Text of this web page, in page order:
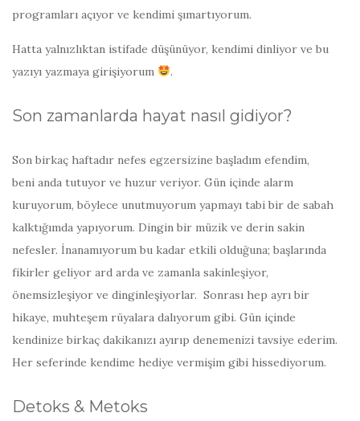
programları açıyor ve kendimi şımartıyorum.
Hatta yalnızlıktan istifade düşünüyor, kendimi dinliyor ve bu
yazıyı yazmaya girişiyorum
.
Son zamanlarda hayat nasıl gidiyor?
Son birkaç haftadır nefes egzersizine başladım efendim,
beni anda tutuyor ve huzur veriyor. Gün içinde alarm
kuruyorum, böylece unutmuyorum yapmayı tabi bir de sabah
kalktığımda yapıyorum. Dingin bir müzik ve derin sakin
nefesler. İnanamıyorum bu kadar etkili olduğuna; başlarında
fikirler geliyor ard arda ve zamanla sakinleşiyor,
önemsizleşiyor ve dinginleşiyorlar. Sonrası hep ayrı bir
hikaye, muhteşem rüyalara dalıyorum gibi. Gün içinde
kendinize birkaç dakikanızı ayırıp denemenizi tavsiye ederim.
Her seferinde kendime hediye vermişim gibi hissediyorum.
Detoks & Metoks